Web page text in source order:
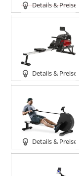
Details & Preise
Details & Preise
Details & Preise